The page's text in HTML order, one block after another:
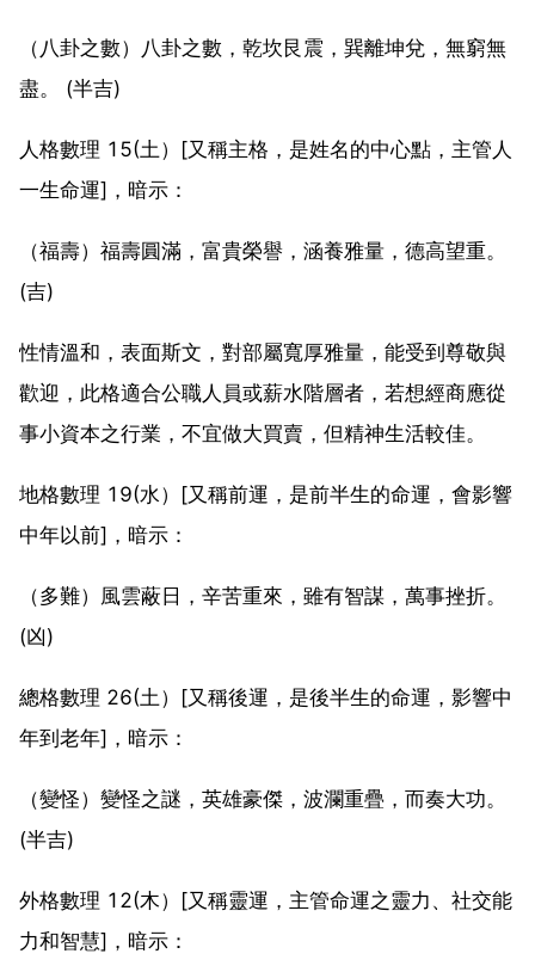
（八卦之數）八卦之數，乾坎艮震，巽離坤兌，無窮無
盡。 (半吉)
人格數理 15(土）[又稱主格，是姓名的中心點，主管人
一生命運]，暗示：
（福壽）福壽圓滿，富貴榮譽，涵養雅量，德高望重。
(吉)
性情溫和，表面斯文，對部屬寬厚雅量，能受到尊敬與
歡迎，此格適合公職人員或薪水階層者，若想經商應從
事小資本之行業，不宜做大買賣，但精神生活較佳。
地格數理 19(水）[又稱前運，是前半生的命運，會影響
中年以前]，暗示：
（多難）風雲蔽日，辛苦重來，雖有智謀，萬事挫折。
(凶)
總格數理 26(土）[又稱後運，是後半生的命運，影響中
年到老年]，暗示：
（變怪）變怪之謎，英雄豪傑，波瀾重疊，而奏大功。
(半吉)
外格數理 12(木）[又稱靈運，主管命運之靈力、社交能
力和智慧]，暗示：